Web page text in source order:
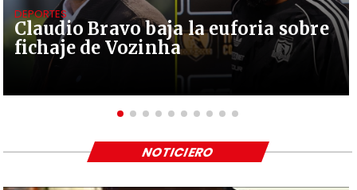
Claudio Bravo baja la euforia sobre
fichaje de Vozinha
DEPORTES
NOTICIERO